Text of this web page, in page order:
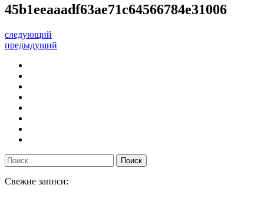
45b1eeaaadf63ae71c64566784e31006
следующий
предыдущий
Свежие записи: